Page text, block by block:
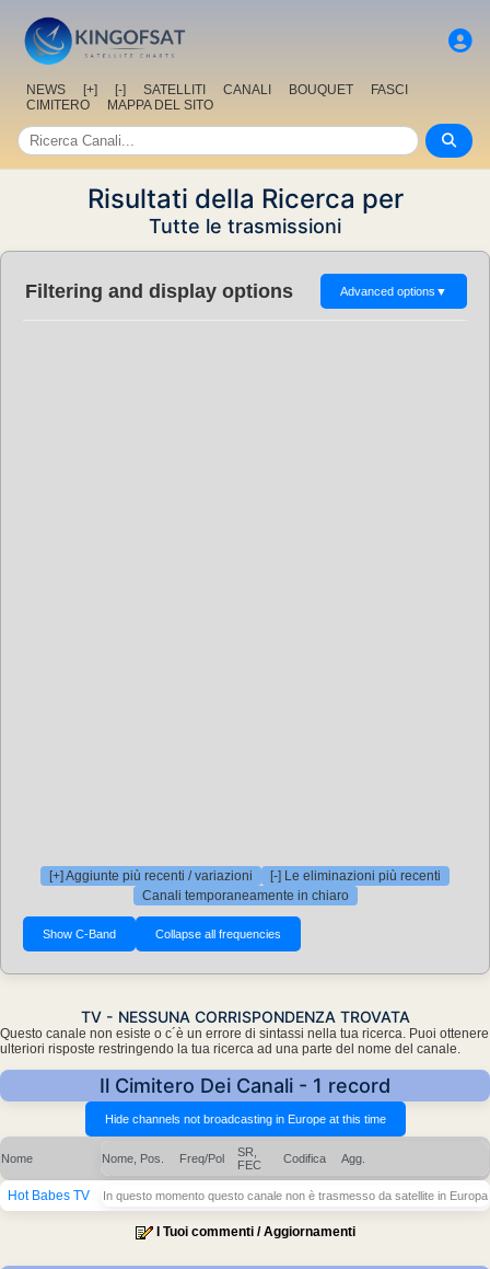
NEWS [+] [-] SATELLITI CANALI BOUQUET
FASCI
CIMITERO
MAPPA DEL SITO
Risultati della Ricerca per
Tutte le trasmissioni
Filtering and display options Advanced options ▼
[+] Aggiunte più recenti / variazioni
[-] Le eliminazioni più recenti
Canali temporaneamente in chiaro
TV - NESSUNA CORRISPONDENZA TROVATA
Questo canale non esiste o c´è un errore di sintassi nella tua ricerca. Puoi ottenere
ulteriori risposte restringendo la tua ricerca ad una parte del nome del canale.
Il Cimitero Dei Canali - 1 record
Nome Nome, Pos. Freq/Pol
SR,
FEC
Codifica Agg.
Hot Babes TV In questo momento questo canale non è trasmesso da satellite in Europa
I Tuoi commenti / Aggiornamenti